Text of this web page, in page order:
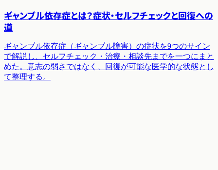
ギャンブル依存症とは？症状・セルフチェックと回復への
道
ギャンブル依存症（ギャンブル障害）の症状を9つのサイン
で解説し、セルフチェック・治療・相談先までを一つにまと
めた。意志の弱さではなく、回復が可能な医学的な状態とし
て整理する。